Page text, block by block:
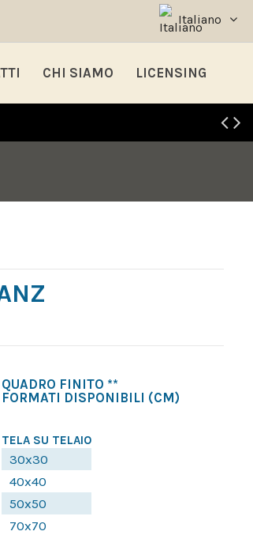
Italiano
CHI SIAMO LICENSING
QUADRO FINITO **
FORMATI DISPONIBILI (CM)
TELA SU TELAIO
30x30
40x40
50x50
70x70